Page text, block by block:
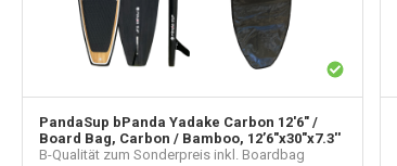
PandaSup bPanda Yadake Carbon 12'6" /
Board Bag, Carbon / Bamboo, 12’6"x30"x7.3''
B-Qualität zum Sonderpreis inkl. Boardbag